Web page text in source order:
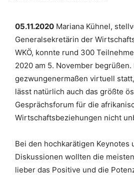
05.11.2020 Mariana Kühnel,
Generalsekretärin der
WKÖ, konnte rund 300
2020 am 5. November begrüßen.
gezwungenermaßen virtuell
lässt natürlich auch das größte
Gesprächsforum für die
Wirtschaftsbeziehungen nicht
Bei den hochkarätigen Keynotes
Diskussionen wollten die
lieber das Positive und die